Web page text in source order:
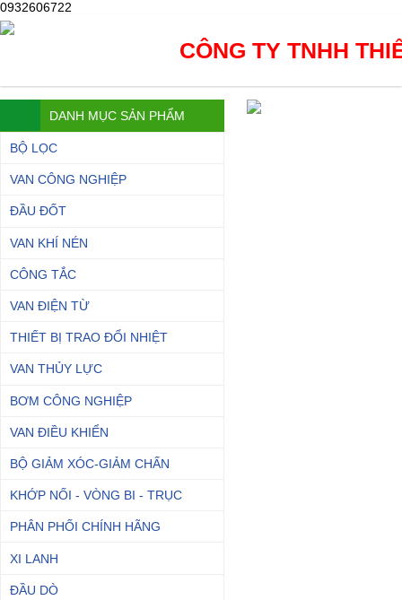
0932606722
CÔNG TY TNHH
DANH MỤC SẢN PHẨM
BỘ LỌC
VAN CÔNG NGHIỆP
ĐẦU ĐỐT
VAN KHÍ NÉN
CÔNG TẮC
VAN ĐIỆN TỪ
THIẾT BỊ TRAO ĐỔI NHIỆT
VAN THỦY LỰC
BƠM CÔNG NGHIỆP
VAN ĐIỀU KHIỂN
BỘ GIẢM XÓC-GIẢM CHẤN
KHỚP NỐI - VÒNG BI - TRỤC
PHÂN PHỐI CHÍNH HÃNG
XI LANH
ĐẦU DÒ